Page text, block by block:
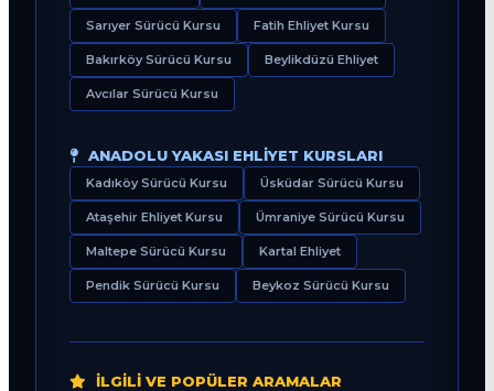
Sarıyer Sürücü Kursu Fatih Ehliyet Kursu
Bakırköy Sürücü Kursu Beylikdüzü Ehliyet
Avcılar Sürücü Kursu
ANADOLU YAKASI EHLIYET KURSLARI
Kadıköy Sürücü Kursu Üsküdar Sürücü Kursu
Ataşehir Ehliyet Kursu Ümraniye Sürücü Kursu
Maltepe Sürücü Kursu Kartal Ehliyet
Pendik Sürücü Kursu Beykoz Sürücü Kursu
İLGILI VE POPÜLER ARAMALAR